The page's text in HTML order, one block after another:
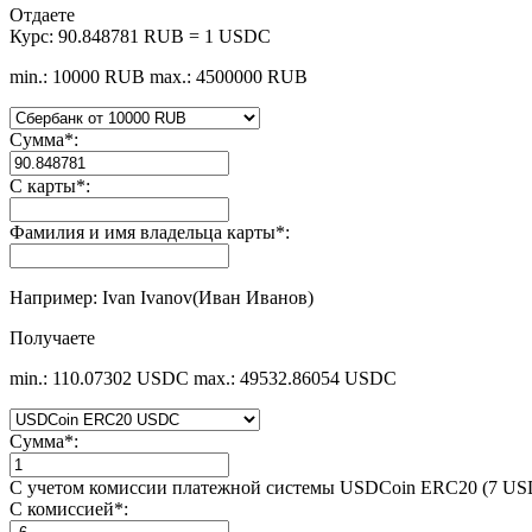
Отдаете
Курс: 90.848781 RUB = 1 USDC
min.: 10000 RUB max.: 4500000 RUB
Сумма*:
С карты*:
Фамилия и имя владельца карты*:
Например: Ivan Ivanov(Иван Иванов)
Получаете
min.: 110.07302 USDC max.: 49532.86054 USDC
Сумма*:
С учетом комиссии платежной системы USDCoin ERC20 (7
С комиссией*: